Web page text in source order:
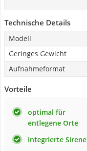
Technische Details
Modell
Geringes Gewicht
Aufnahmeformat
Vorteile
optimal für
entlegene Orte
integrierte Sirene